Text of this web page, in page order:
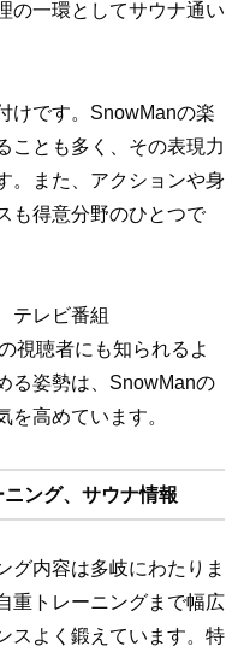
の一環としてサウナ通い
けです。SnowManの楽
ことも多く、その表現力
。また、アクションや身
も得意分野のひとつで
テレビ番組
視聴者にも知られるよ
る姿勢は、SnowManの
を高めています。
ング、サウナ情報
グ内容は多岐にわたりま
重トレーニングまで幅広
スよく鍛えています。特